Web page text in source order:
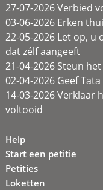
27-07-2026 Verbied
03-06-2026 Erken
22-05-2026 Let op, u
dat zélf aangeeft
21-04-2026 Steun
02-04-2026 Geef
14-03-2026 Verklaar
voltooid
Help
Start een petitie
Petities
Loketten